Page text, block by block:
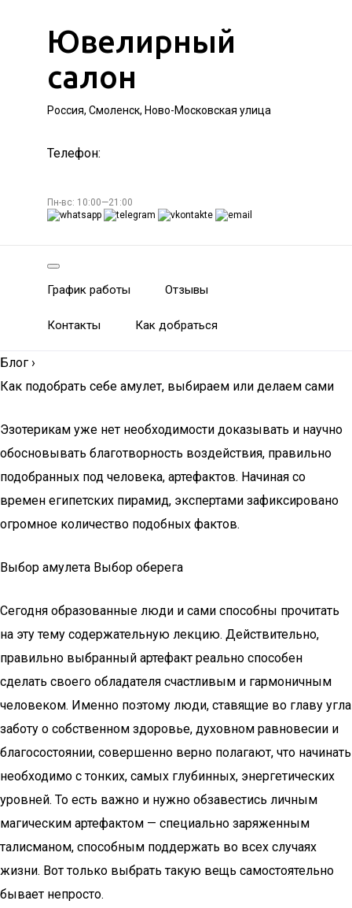
Ювелирный
салон
Россия, Смоленск, Ново-Московская улица
Телефон:
Пн-вс: 10:00—21:00
График работы Отзывы
Контакты Как добраться
Блог ›
Как подобрать себе амулет, выбираем или делаем сами
Эзотерикам уже нет необходимости доказывать и научно
обосновывать благотворность воздействия, правильно
подобранных под человека, артефактов. Начиная со
времен египетских пирамид, экспертами зафиксировано
огромное количество подобных фактов.
Выбор амулета Выбор оберега
Сегодня образованные люди и сами способны прочитать
на эту тему содержательную лекцию. Действительно,
правильно выбранный артефакт реально способен
сделать своего обладателя счастливым и гармоничным
человеком. Именно поэтому люди, ставящие во главу угла
заботу о собственном здоровье, духовном равновесии и
благосостоянии, совершенно верно полагают, что начинать
необходимо с тонких, самых глубинных, энергетических
уровней. То есть важно и нужно обзавестись личным
магическим артефактом — специально заряженным
талисманом, способным поддержать во всех случаях
жизни. Вот только выбрать такую вещь самостоятельно
бывает непросто.